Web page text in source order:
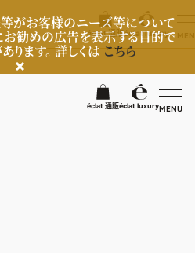
がお客様のニーズ等について
お勧めの広告を表示する目的で
ます。 詳しくはこちら
éclat 通販éclat luxuryMENU検
éclat 通販éclat luxury